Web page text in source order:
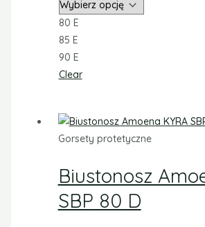
80 E
85 E
90 E
Clear
Gorsety protetyczne
Biustonosz
SBP 80 D